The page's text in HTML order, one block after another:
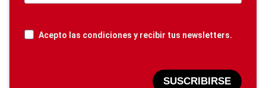
Acepto las condiciones y recibir tus newsletters.
SUSCRIBIRSE